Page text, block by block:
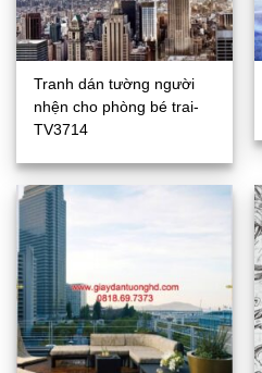
Tranh dán tường người
nhện cho phòng bé trai-
TV3714